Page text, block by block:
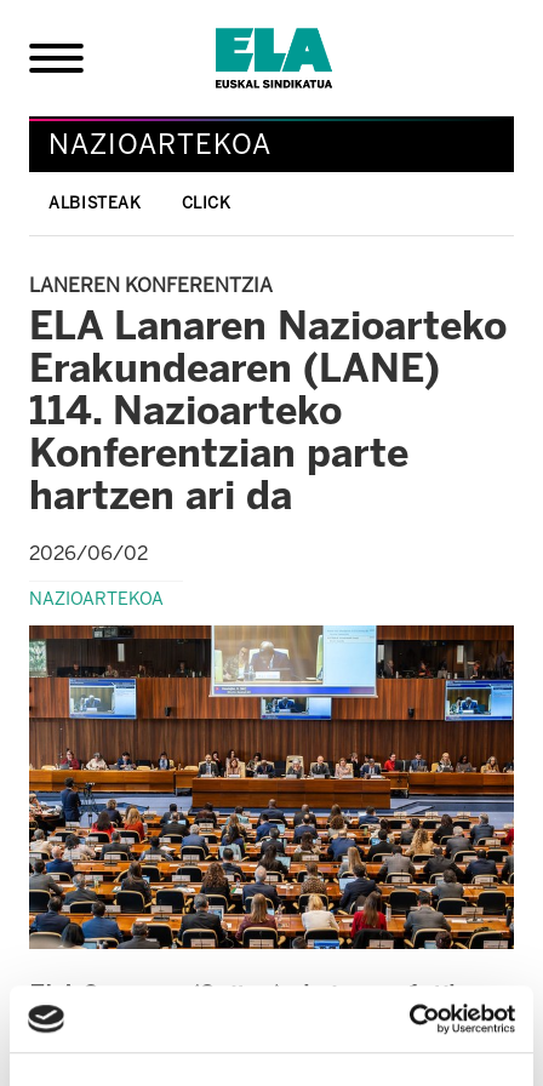
NAZIOARTEKOA
ALBISTEAK CLICK
LANEREN KONFERENTZIA
ELA Lanaren Nazioarteko
Erakundearen (LANE)
114. Nazioarteko
Konferentzian parte
hartzen ari da
2026/06/02
NAZIOARTEKOA
ELA Genevan (Suitza) ekainaren 1etik
12ra ospatuko den Lanaren 114.